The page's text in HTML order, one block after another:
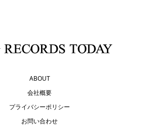
ABOUT
会社概要
プライバシーポリシー
お問い合わせ